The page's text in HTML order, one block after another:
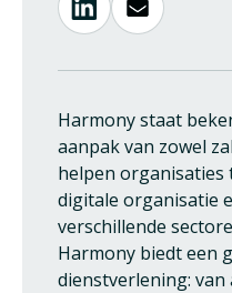
Harmony staat
aanpak van zowel
helpen
digitale organisatie
verschillende
Harmony biedt een
dienstverlening: